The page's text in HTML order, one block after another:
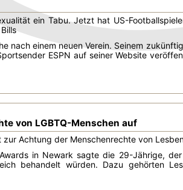
ein Tabu. Jetzt hat US-
nach einem neuen Verein. Seinem
ESPN auf seiner Website
von LGBTQ-Menschen auf
Achtung der Menschenrechte von
in Newark sagte die 29-Jährige,
behandelt würden. Dazu gehörten